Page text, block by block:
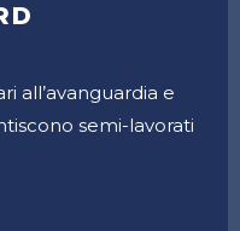
all’avanguardia e
semi-lavorati